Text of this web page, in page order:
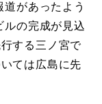
があったよう
ルの完成が見込
する三ノ宮で
ては広島に先